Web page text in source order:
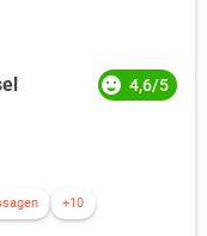
4,6/5
+10